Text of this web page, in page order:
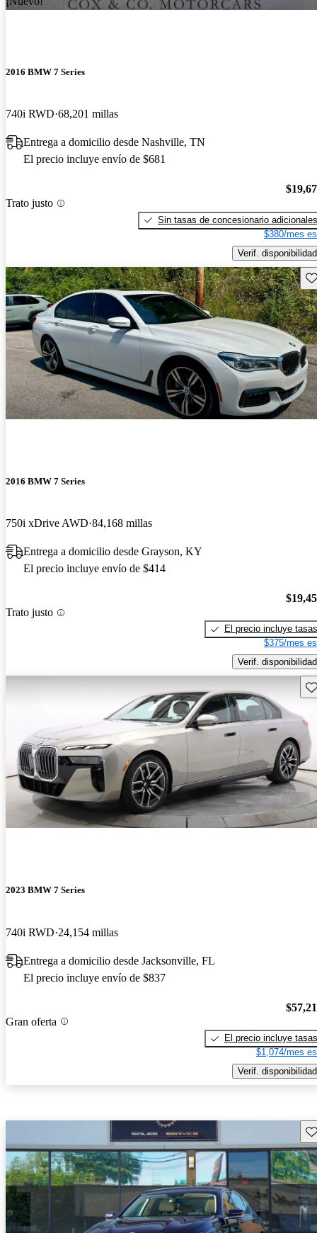
2016 BMW 7 Series
740i RWD 68,201 millas
Entrega a domicilio desde Nashville, TN
El precio incluye envío de $681
Trato justo
Sin tasas de concesionario adicionales
$380/mes
Verif. disponibilidad
2016 BMW 7 Series
750i xDrive AWD 84,168 millas
Entrega a domicilio desde Grayson, KY
El precio incluye envío de $414
Trato justo
El precio incluye tasas
$375/mes
Verif. disponibilidad
2023 BMW 7 Series
740i RWD 24,154 millas
Entrega a domicilio desde Jacksonville, FL
El precio incluye envío de $837
Gran oferta
El precio incluye tasas
$1,074/mes
Verif. disponibilidad